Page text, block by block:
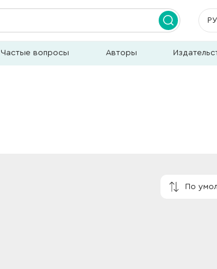
Частые вопросы Авторы
По